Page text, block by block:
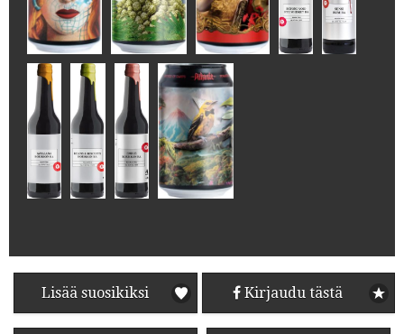
Lisää suosikiksi Kirjaudu tästä